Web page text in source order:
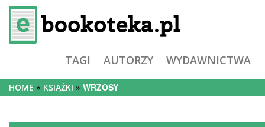
TAGI AUTORZY WYDAWNICTWA
HOME KSIĄŻKI WRZOSY